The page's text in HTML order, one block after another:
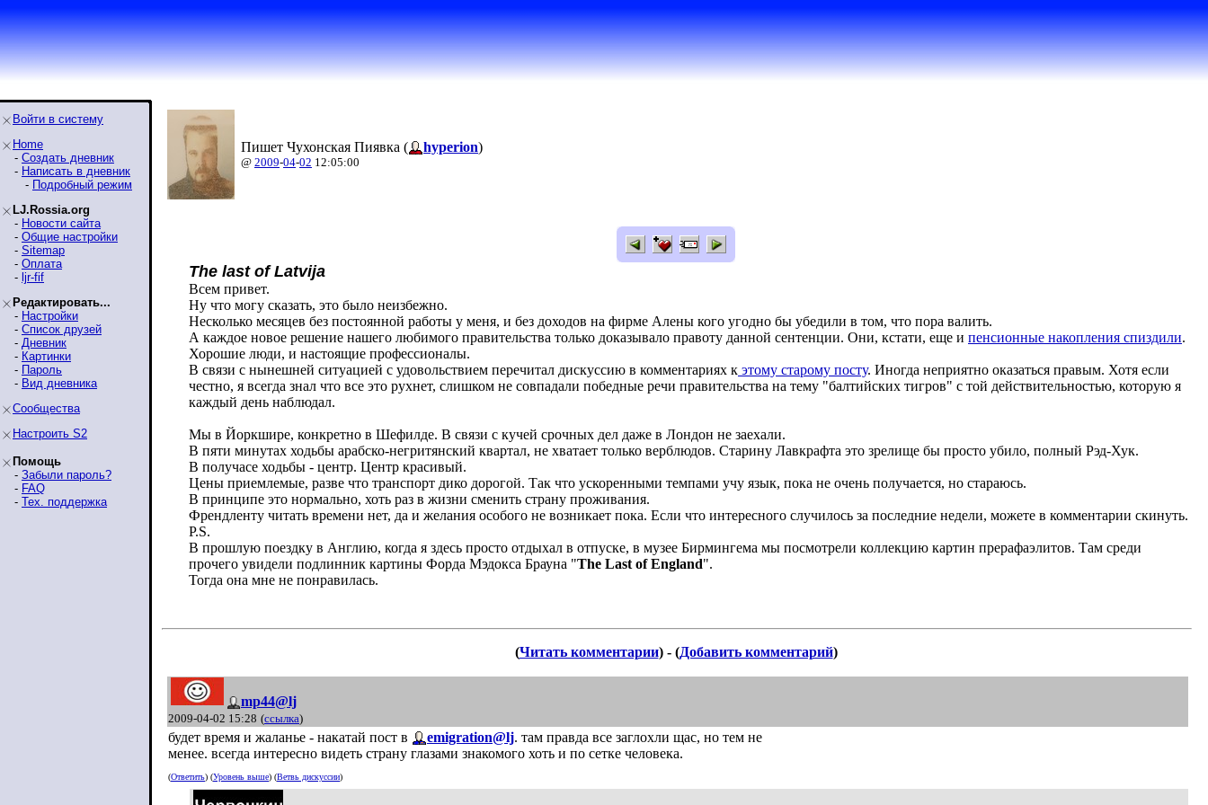
Войти в систему
Home
- Создать дневник
- Написать в дневник
- Подробный режим
LJ.Rossia.org
- Новости сайта
- Общие настройки
- Sitemap
- Оплата
- ljr-fif
Редактировать...
- Настройки
- Список друзей
- Дневник
- Картинки
- Пароль
- Вид дневника
Сообщества
Настроить S2
Помощь
- Забыли пароль?
- FAQ
- Тех. поддержка
Пишет Чухонская Пиявка ( hyperion)
@ 2009-04-02 12:05:00
The last of Latvija
Всем привет.
Ну что могу сказать, это было неизбежно.
Несколько месяцев без постоянной работы у меня, и без доходов на фирме Алены кого угодно бы убедили в том, что пора валить.
А каждое новое решение нашего любимого правительства только доказывало правоту данной сентенции. Они, кстати, еще и пенсионные накопления спиздили.
Хорошие люди, и настоящие профессионалы.
В связи с нынешней ситуацией с удовольствием перечитал дискуссию в комментариях к этому старому посту. Иногда неприятно оказаться правым. Хотя если
честно, я всегда знал что все это рухнет, слишком не совпадали победные речи правительства на тему "балтийских тигров" с той действительностью, которую я
каждый день наблюдал.
Мы в Йоркшире, конкретно в Шефилде. В связи с кучей срочных дел даже в Лондон не заехали.
В пяти минутах ходьбы арабско-негритянский квартал, не хватает только верблюдов. Старину Лавкрафта это зрелище бы просто убило, полный Рэд-Хук.
В получасе ходьбы - центр. Центр красивый.
Цены приемлемые, разве что транспорт дико дорогой. Так что ускоренными темпами учу язык, пока не очень получается, но стараюсь.
В принципе это нормально, хоть раз в жизни сменить страну проживания.
Френдленту читать времени нет, да и желания особого не возникает пока. Если что интересного случилось за последние недели, можете в комментарии скинуть.
P.S.
В прошлую поездку в Англию, когда я здесь просто отдыхал в отпуске, в музее Бирмингема мы посмотрели коллекцию картин прерафаэлитов. Там среди
прочего увидели подлинник картины Форда Мэдокса Брауна "The Last of England".
Тогда она мне не понравилась.
(Читать комментарии) - (Добавить комментарий)
mp44@lj
2009-04-02 15:28 (ссылка)
будет время и жаланье - накатай пост в emigration@lj. там правда все заглохли щас, но тем не
менее. всегда интересно видеть страну глазами знакомого хоть и по сетке человека.
(Ответить) (Уровень выше) (Ветвь дискуссии)